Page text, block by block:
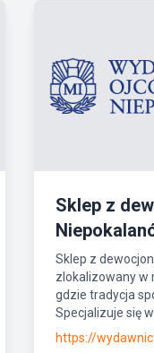
Sklep z
Sklep z
zlokalizowany w
gdzie tradycja
Specjalizuje się
https://